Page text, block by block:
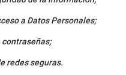
a Datos Personales;
redes seguras.